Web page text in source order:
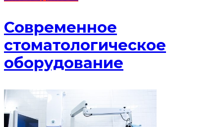
Современное
стоматологическое
оборудование